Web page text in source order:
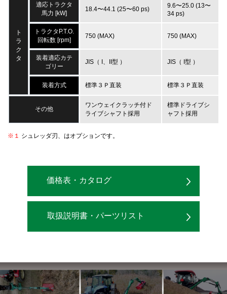
ト
ラ
ク
タ
適応トラクタ
馬力 [kW]
18.4〜44.1 (25〜60 ps)
9.6〜25.0 (13〜
34 ps)
トラクタP.T.O.
回転数 [rpm]
750 (MAX) 750 (MAX)
装着適応カテ
ゴリー
JIS（ I、II型 ） JIS（ I型 ）
装着方式 標準３Ｐ直装 標準３Ｐ直装
その他
ワンウェイクラッチ付ド
ライブシャフト採用
標準ドライブシ
ャフト採用
※１ シュレッダ刃、はオプションです。
価格表・カタログ
取扱説明書・パーツリスト